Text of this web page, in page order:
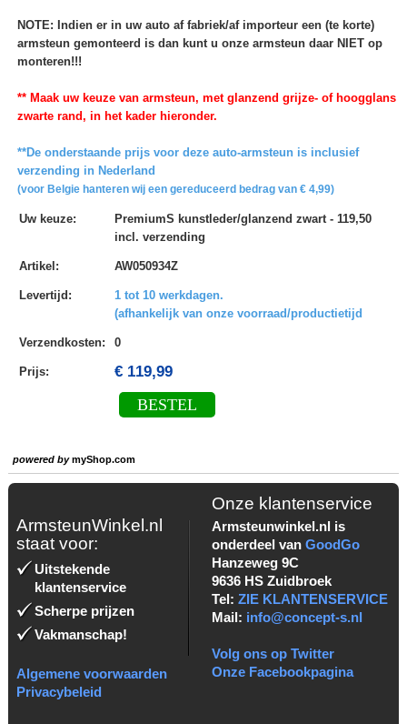
NOTE: Indien er in uw auto af fabriek/af importeur een (te korte)
armsteun gemonteerd is dan kunt u onze armsteun daar NIET op
monteren!!!
** Maak uw keuze van armsteun, met glanzend grijze- of hoogglans
zwarte rand, in het kader hieronder.
**De onderstaande prijs voor deze auto-armsteun is inclusief
verzending in Nederland
(voor Belgie hanteren wij een gereduceerd bedrag van € 4,99)
Uw keuze:
PremiumS kunstleder/glanzend zwart - 119,50
incl. verzending
Artikel : AW050934Z
Levertijd :
1 tot 10 werkdagen.
(afhankelijk van onze voorraad/productietijd
Verzendkosten: 0
Prijs: € 119,99
BESTEL
powered bymyShop.com
ArmsteunWinkel.nl
staat voor:
Uitstekende
klantenservice
Scherpe prijzen
Vakmanschap!
Algemene voorwaarden
Privacybeleid
Onze klantenservice
Armsteunwinkel.nl is
onderdeel van GoodGo
Hanzeweg 9C
9636 HS Zuidbroek
Tel: ZIE KLANTENSERVICE
Mail: info@concept-s.nl
Volg ons op Twitter
Onze Facebookpagina